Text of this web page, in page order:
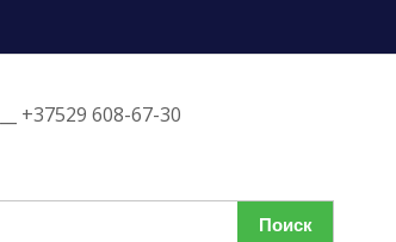
+37529 608-67-30